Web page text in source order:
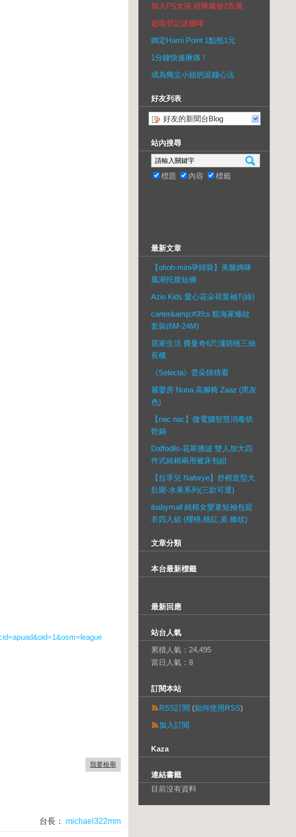
我要檢舉
台長：
michael322mm
加入PS女孩 組隊瘋搶2百萬
超取登記送咖啡
綁定Hami Point 1點抵1元
1分鐘快速揪痛！
成為獨立小姐的滾錢心法
好友列表
好友的新聞台Blog
站內搜尋
標題 內容 標籤
最新文章
【ohoh-mini孕婦裝】美腿媽咪
風潮托腹短褲
Azio Kids 愛心花朵荷葉袖T(綠)
carter&amp;#39;s 航海家條紋
套裝(6M-24M)
居家生活 費曼奇6尺淺胡桃三抽
長櫃
《Selecta》雲朵猜猜看
麗嬰房 Nuna 高腳椅 Zaaz (黑灰
色)
【nac nac】微電腦智慧消毒烘
乾鍋
Daffodils-花翠拂波 雙人加大四
件式純棉兩用被床包組
【拉孚兒 Naforye】舒棉造型大
肚圍-水果系列(三款可選)
ibabymall 純棉女嬰童短袖包屁
衣四入組 (櫻桃.桃紅.黃.條紋)
文章分類
本台最新標籤
最新回應
站台人氣
累積人氣： 24,495
當日人氣： 8
訂閱本站
RSS訂閱 (如何使用RSS)
加入訂閱
Kaza
連結書籤
目前沒有資料